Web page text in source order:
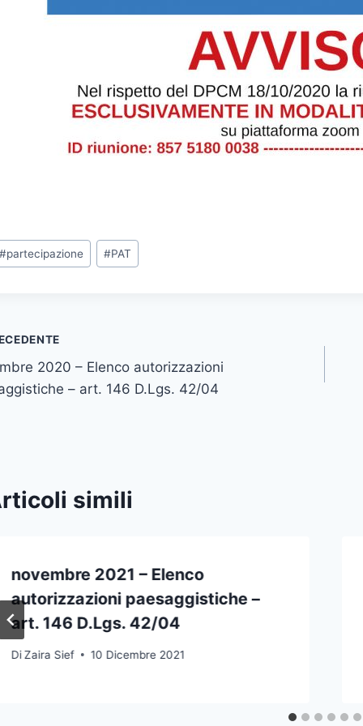
#partecipazione #PAT
2020 – Elenco autorizzazioni
– art. 146 D.Lgs. 42/04
simili
novembre 2021 – Elenco
autorizzazioni paesaggistiche –
art. 146 D.Lgs. 42/04
DiZaira Sief 10 Dicembre 2021